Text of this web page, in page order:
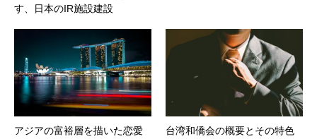
す、日本のIR施設建設
アジアの富裕層を描いた恋愛
台湾和僑会の概要とその特色